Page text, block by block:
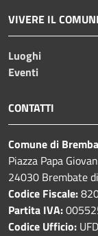
VIVERE IL
Luoghi
Eventi
CONTATTI
Comune di
Piazza Papa
24030 Brembate
Codice Fiscale:
Partita IVA:
Codice Ufficio: